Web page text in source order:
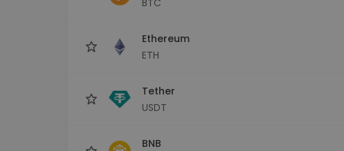
Ethereum
ETH
Tether
USDT
BNB